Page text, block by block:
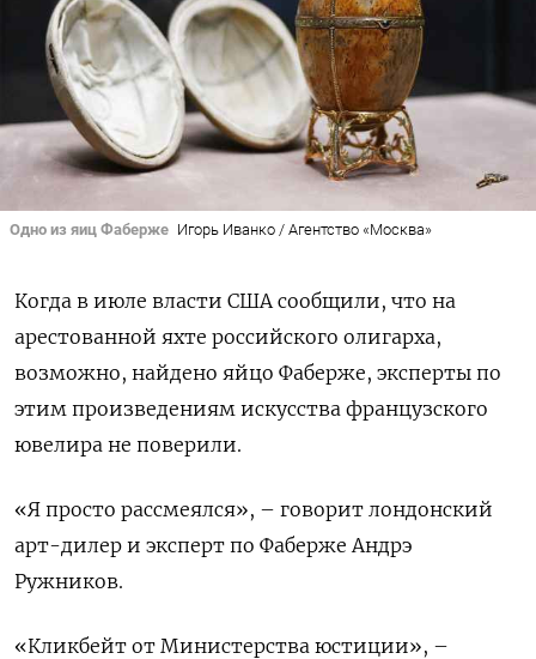
Одно из яиц Фаберже Игорь Иванко / Агентство «Москва»
Когда в июле власти США сообщили, что на
арестованной яхте российского олигарха,
возможно, найдено яйцо Фаберже, эксперты по
этим произведениям искусства французского
ювелира не поверили.
«Я просто рассмеялся», – говорит лондонский
арт-дилер и эксперт по Фаберже Андрэ
Ружников.
«Кликбейт от Министерства юстиции», –